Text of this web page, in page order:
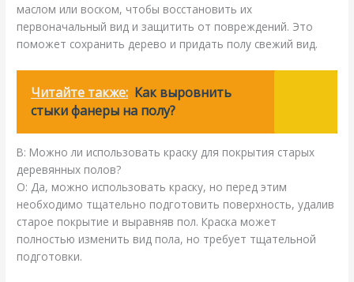
маслом или воском, чтобы восстановить их
первоначальный вид и защитить от повреждений. Это
поможет сохранить дерево и придать полу свежий вид.
Читайте также: Как выровнить
стыки фанеры на полу?
В: Можно ли использовать краску для покрытия старых
деревянных полов?
О: Да, можно использовать краску, но перед этим
необходимо тщательно подготовить поверхность, удалив
старое покрытие и выравняв пол. Краска может
полностью изменить вид пола, но требует тщательной
подготовки.